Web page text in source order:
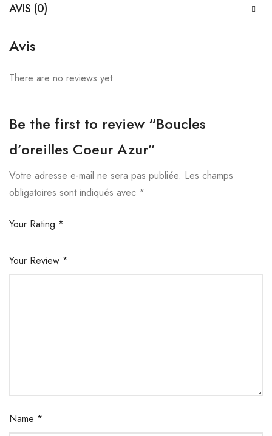
AVIS (0)
Avis
There are no reviews yet.
Be the first to review “Boucles
d’oreilles Coeur Azur”
Votre adresse e-mail ne sera pas publiée. Les champs
obligatoires sont indiqués avec *
Your Rating *
Your Review *
Name *